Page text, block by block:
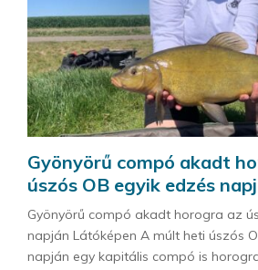
Gyönyörű compó akadt
úszós OB egyik edzés
Gyönyörű compó akadt horogra az
napján Látóképen A múlt heti úszós
napján egy kapitális compó is